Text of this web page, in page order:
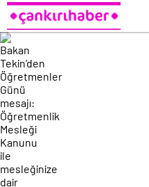
dair düzenlemeler getirdik